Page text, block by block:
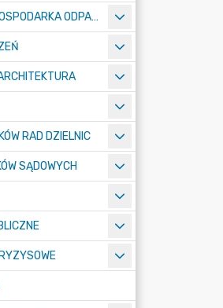
ŚRODOWISKO I GOSPODARKA ODPADAMI
RAD DZIELNIC
SĄDOWYCH